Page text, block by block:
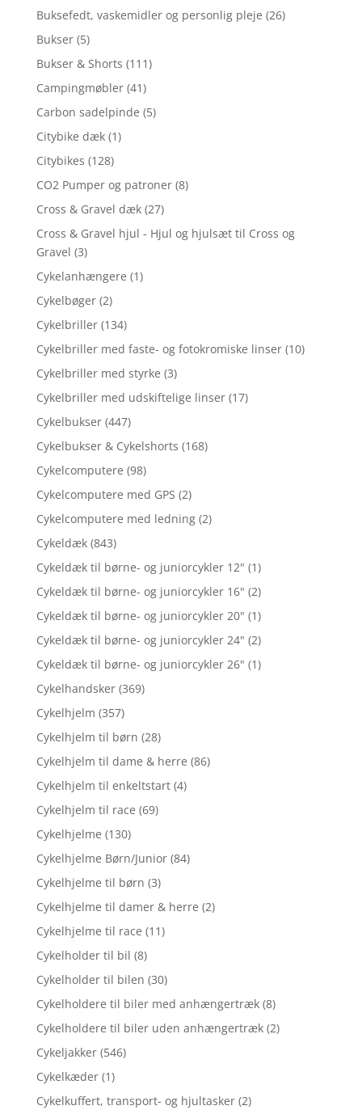
Buksefedt, vaskemidler og personlig pleje (26)
Bukser (5)
Bukser & Shorts (111)
Campingmøbler (41)
Carbon sadelpinde (5)
Citybike dæk (1)
Citybikes (128)
CO2 Pumper og patroner (8)
Cross & Gravel dæk (27)
Cross & Gravel hjul - Hjul og hjulsæt til Cross og
Gravel (3)
Cykelanhængere (1)
Cykelbøger (2)
Cykelbriller (134)
Cykelbriller med faste- og fotokromiske linser (10)
Cykelbriller med styrke (3)
Cykelbriller med udskiftelige linser (17)
Cykelbukser (447)
Cykelbukser & Cykelshorts (168)
Cykelcomputere (98)
Cykelcomputere med GPS (2)
Cykelcomputere med ledning (2)
Cykeldæk (843)
Cykeldæk til børne- og juniorcykler 12" (1)
Cykeldæk til børne- og juniorcykler 16" (2)
Cykeldæk til børne- og juniorcykler 20" (1)
Cykeldæk til børne- og juniorcykler 24" (2)
Cykeldæk til børne- og juniorcykler 26" (1)
Cykelhandsker (369)
Cykelhjelm (357)
Cykelhjelm til børn (28)
Cykelhjelm til dame & herre (86)
Cykelhjelm til enkeltstart (4)
Cykelhjelm til race (69)
Cykelhjelme (130)
Cykelhjelme Børn/Junior (84)
Cykelhjelme til børn (3)
Cykelhjelme til damer & herre (2)
Cykelhjelme til race (11)
Cykelholder til bil (8)
Cykelholder til bilen (30)
Cykelholdere til biler med anhængertræk (8)
Cykelholdere til biler uden anhængertræk (2)
Cykeljakker (546)
Cykelkæder (1)
Cykelkuffert, transport- og hjultasker (2)